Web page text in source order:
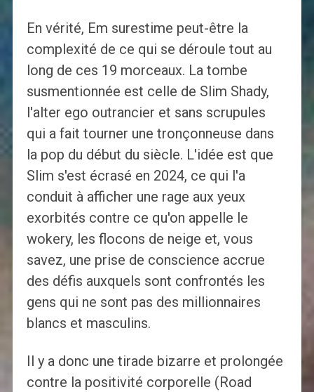
En vérité, Em surestime peut-être la
complexité de ce qui se déroule tout au
long de ces 19 morceaux. La tombe
susmentionnée est celle de Slim Shady,
l'alter ego outrancier et sans scrupules
qui a fait tourner une tronçonneuse dans
la pop du début du siècle. L'idée est que
Slim s'est écrasé en 2024, ce qui l'a
conduit à afficher une rage aux yeux
exorbités contre ce qu'on appelle le
wokery, les flocons de neige et, vous
savez, une prise de conscience accrue
des défis auxquels sont confrontés les
gens qui ne sont pas des millionnaires
blancs et masculins.
Il y a donc une tirade bizarre et prolongée
contre la positivité corporelle (Road